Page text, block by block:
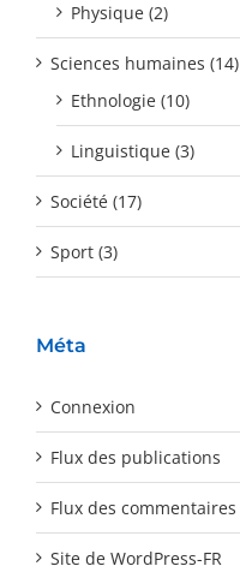
Physique (2)
Sciences humaines (14)
Ethnologie (10)
Linguistique (3)
Société (17)
Sport (3)
Méta
Connexion
Flux des publications
Flux des commentaires
Site de WordPress-FR